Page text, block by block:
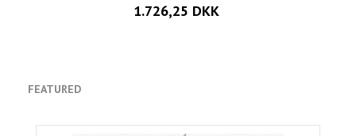
1.726,25 DKK
FEATURED